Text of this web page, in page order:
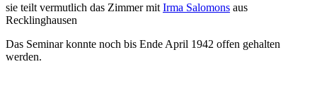
sie teilt vermutlich das Zimmer mit Irma Salomons aus
Recklinghausen
Das Seminar konnte noch bis Ende April 1942 offen gehalten
werden.